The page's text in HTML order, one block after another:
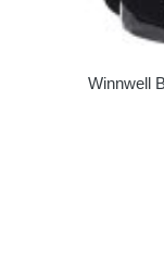
Winnwell